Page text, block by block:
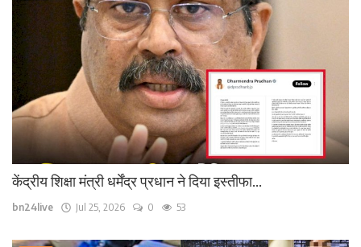
केंद्रीय शिक्षा मंत्री धर्मेंद्र प्रधान ने दिया इस्तीफा...
bn24live Jul 25, 2026 0 53